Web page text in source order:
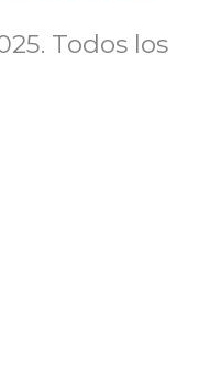
Todos los